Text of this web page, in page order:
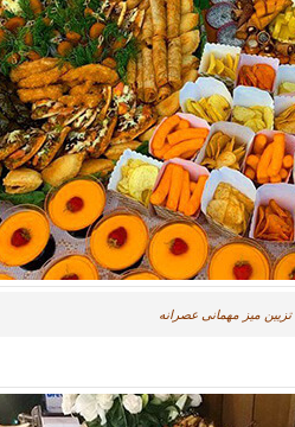
تزیین میز مهمانی عصرانه